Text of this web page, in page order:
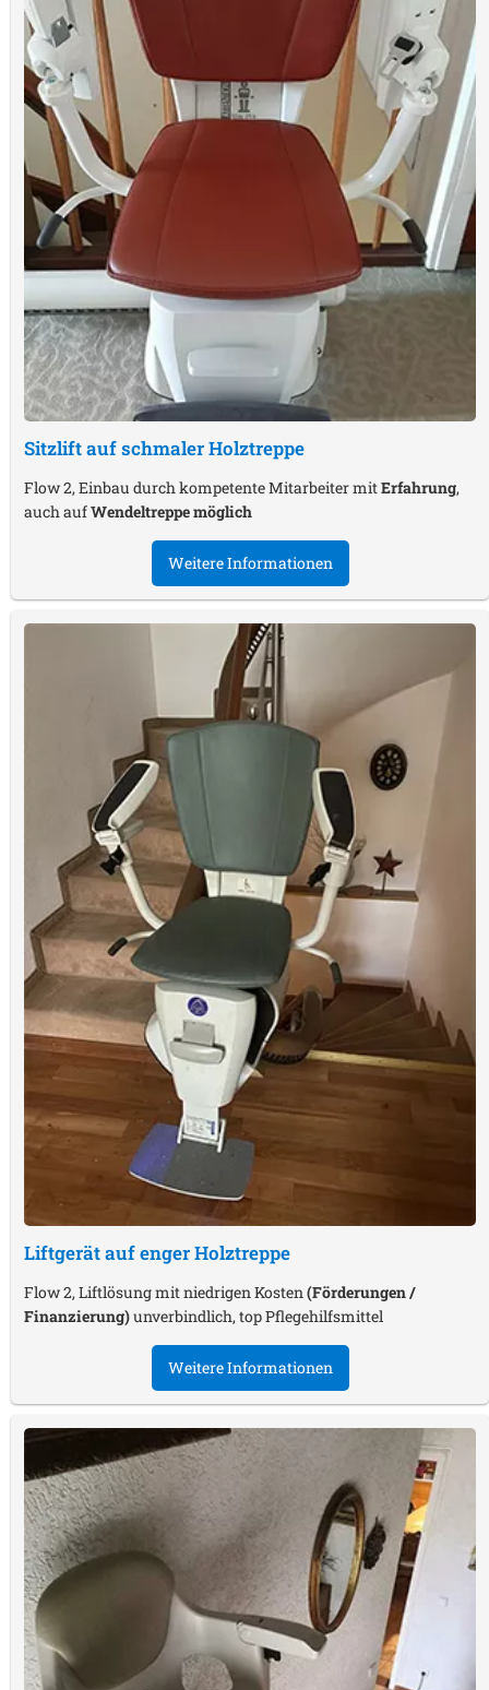
Sitzlift auf schmaler Holztreppe
Flow 2, Einbau durch kompetente Mitarbeiter mitErfahrung,
auch aufWendeltreppe möglich
Weitere Informationen
Liftgerät auf enger Holztreppe
Flow 2, Liftlösung mit niedrigen Kosten (Förderungen /
Finanzierung)unverbindlich, top Pflegehilfsmittel
Weitere Informationen